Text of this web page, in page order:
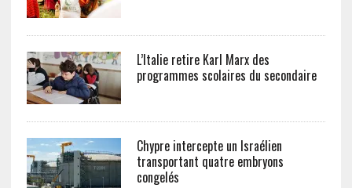
L’Italie retire Karl Marx des
programmes scolaires du secondaire
Chypre intercepte un Israélien
transportant quatre embryons
congelés